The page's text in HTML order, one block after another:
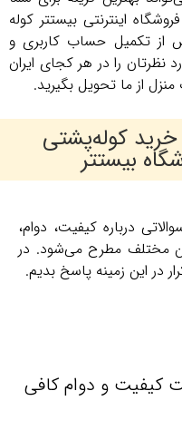
اینترنتی بیستتر کوله
از تکمیل حساب کاربری و
را در هر کجای ایران
از ما تحویل بگیرید.
خرید کوله‌پشتی
بیستتر
درباره کیفیت، دوام،
مختلف مطرح می‌شود. در
در این زمینه پاسخ بدیم.
کیفیت و دوام کافی